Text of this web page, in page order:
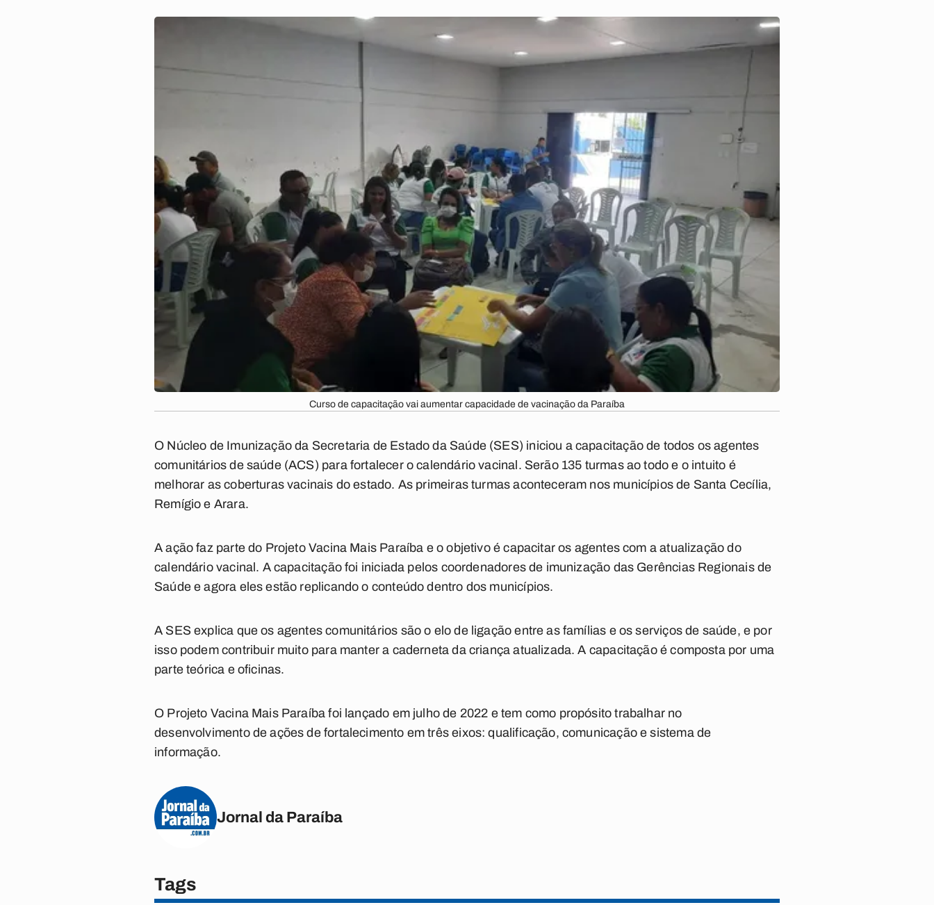
Curso de capacitação vai aumentar capacidade de vacinação da Paraíba
O Núcleo de Imunização da Secretaria de Estado da Saúde (SES) iniciou a capacitação de todos os agentes
comunitários de saúde (ACS) para fortalecer o calendário vacinal. Serão 135 turmas ao todo e o intuito é
melhorar as coberturas vacinais do estado. As primeiras turmas aconteceram nos municípios de Santa Cecília,
Remígio e Arara.
A ação faz parte do Projeto Vacina Mais Paraíba e o objetivo é capacitar os agentes com a atualização do
calendário vacinal. A capacitação foi iniciada pelos coordenadores de imunização das Gerências Regionais de
Saúde e agora eles estão replicando o conteúdo dentro dos municípios.
A SES explica que os agentes comunitários são o elo de ligação entre as famílias e os serviços de saúde, e por
isso podem contribuir muito para manter a caderneta da criança atualizada. A capacitação é composta por uma
parte teórica e oficinas.
O Projeto Vacina Mais Paraíba foi lançado em julho de 2022 e tem como propósito trabalhar no
desenvolvimento de ações de fortalecimento em três eixos: qualificação, comunicação e sistema de
informação.
Jornal da Paraíba
Tags